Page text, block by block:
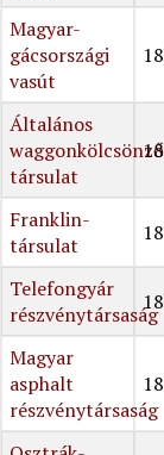
Magyar-
gácsországi
vasút
Általános
társulat
Franklin-
társulat
Telefongyár
részvénytársaság
Magyar
asphalt
részvénytársaság